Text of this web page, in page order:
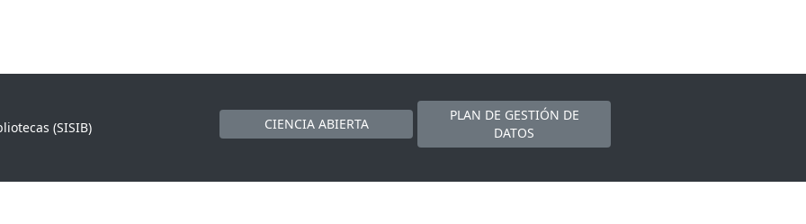
(SISIB)
CIENCIA ABIERTA
PLAN DE GESTIÓN DE
DATOS